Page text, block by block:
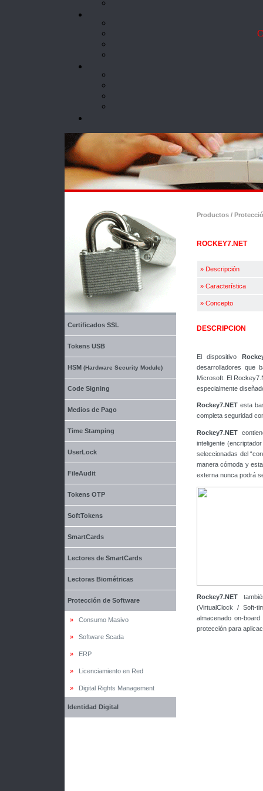
Certificados SSL
Tokens USB
HSM (Hardware Security Module)
Code Signing
Medios de Pago
Time Stamping
UserLock
FileAudit
Tokens OTP
SoftTokens
SmartCards
Lectores de SmartCards
Lectoras Biométricas
Protección de Software
» Consumo Masivo
» Software Scada
» ERP
» Licenciamiento en Red
» Digital Rights Management
Identidad Digital
Productos /
ROCKEY7.NET
» Descripción
» Característica
» Concepto
DESCRIPCION
El dispositivo
desarrolladores que
Microsoft. El
especialmente
Rockey7.NET esta
completa seguridad
Rockey7.NET
inteligente
seleccionadas del
manera cómoda y
externa nunca podrá
Rockey7.NET
(VirtualClock / Soft-
almacenado on-
protección para